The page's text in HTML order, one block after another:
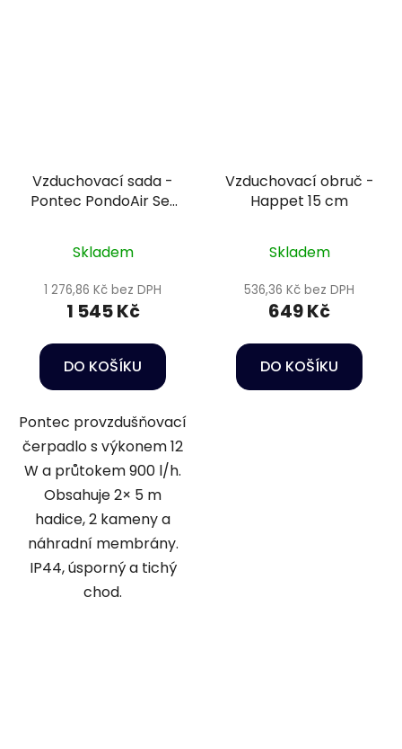
Vzduchovací sada -
Pontec PondoAir Set
Skladem
1 276,86 Kč bez DPH
1 545 Kč
DO KOŠÍKU
Pontec provzdušňovací
čerpadlo s výkonem 12
W a průtokem 900 l/h.
Obsahuje 2× 5 m
hadice, 2 kameny a
náhradní membrány.
IP44, úsporný a tichý
chod.
Vzduchovací obruč -
Happet 15 cm
Skladem
536,36 Kč bez DPH
649 Kč
DO KOŠÍKU